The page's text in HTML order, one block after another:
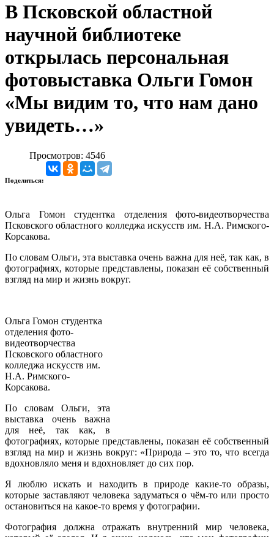
В Псковской областной
научной библиотеке
открылась персональная
фотовыставка Ольги Гомон
«Мы видим то, что нам дано
увидеть…»
Просмотров: 4546
Поделиться:
Ольга Гомон студентка отделения фото-видеотворчества
Псковского областного колледжа искусств им. Н.А. Римского-
Корсакова.
По словам Ольги, эта выставка очень важна для неё, так как, в
фотографиях, которые представлены, показан её собственный
взгляд на мир и жизнь вокруг.
Ольга Гомон студентка
отделения фото-
видеотворчества
Псковского областного
колледжа искусств им.
Н.А. Римского-
Корсакова.
По словам Ольги, эта
выставка очень важна
для неё, так как, в
фотографиях, которые представлены, показан её собственный
взгляд на мир и жизнь вокруг: «Природа – это то, что всегда
вдохновляло меня и вдохновляет до сих пор.
Я люблю искать и находить в природе какие-то образы,
которые заставляют человека задуматься о чём-то или просто
остановиться на какое-то время у фотографии.
Фотография должна отражать внутренний мир человека,